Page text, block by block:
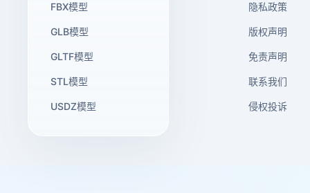
FBX模型
GLB模型
GLTF模型
STL模型
USDZ模型
隐私政策
版权声明
免责声明
联系我们
侵权投诉